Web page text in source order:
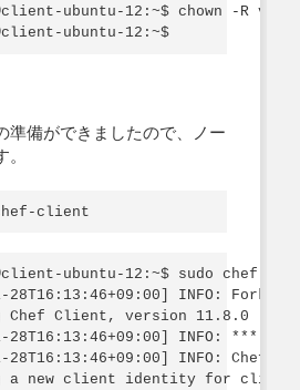
ubuntu-12:~$ chown -R
準備ができましたので、ノー
ubuntu-12:~$ sudo chef-
28T16:13:46+09:00] INFO:
Chef Client, version 11.8.0
28T16:13:46+09:00] INFO: ***
28T16:13:46+09:00] INFO: Chef-
a new client identity for client-